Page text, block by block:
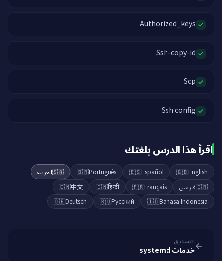
Authorized_keys
Ssh-copy-id
Scp
Ssh config
اقرأ هذا الدرس بلغتك
🇬🇧English
🇪🇸Español
🇧🇷Português
🇸🇦العربية
🇮🇷فارسی 🇫🇷Français
🇮🇳हिन्दी
🇨🇳中文
🇮🇩Bahasa Indonesia
🇷🇺Русский
🇩🇪Deutsch
السابق
خدمات systemd